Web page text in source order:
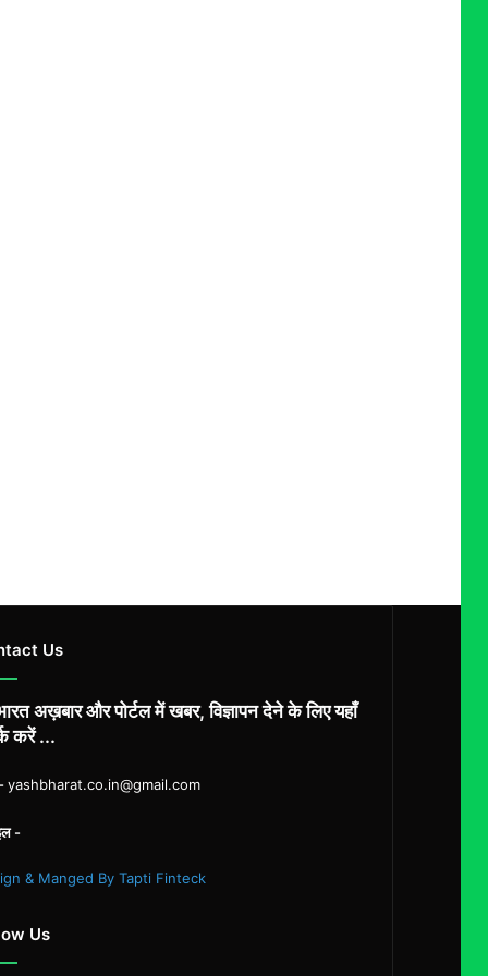
Us
अख़बार और पोर्टल में खबर, विज्ञापन देने के लिए यहाँ
करें ...
yashbharat.co.in@gmail.com
-
& Manged By Tapti Finteck
Us